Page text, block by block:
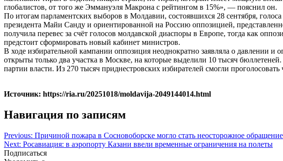
глобалистов, от того же Эммануэля Макрона с рейтингом в 15%», — пояснил он.
По итогам парламентских выборов в Молдавии, состоявшихся 28 сентября,
президента Майи Санду и ориентированной на Россию оппозицией,
получила перевес за счёт голосов молдавской диаспоры в Европе, тогда как
предстоит сформировать новый кабинет министров.
В ходе избирательной кампании оппозиция неоднократно заявляла о давлении
открыты только два участка в Москве, на которые выделили 10 тысяч
партии власти. Из 270 тысяч приднестровских избирателей смогли проголосовать
Источник: https://ria.ru/20251018/moldavija-2049144014.html
Навигация по записям
Previous: Причиной пожара в Сосновоборске могло стать неосторожное
Next: Росавиация: в аэропорту Казани ввели временные ограничения на полеты
Подписаться